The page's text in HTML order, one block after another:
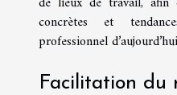
concrètes et
professionnel
Facilitation du